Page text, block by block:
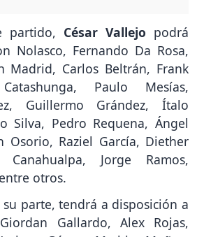
partido, César Vallejo podrá
Nolasco, Fernando Da Rosa,
Madrid, Carlos Beltrán, Frank
Paulo Mesías,
Guillermo Grández, Ítalo
Silva, Pedro Requena, Ángel
Osorio, Raziel García, Diether
Canahualpa, Jorge Ramos,
otros.
parte, tendrá a disposición a
Gallardo, Alex Rojas,